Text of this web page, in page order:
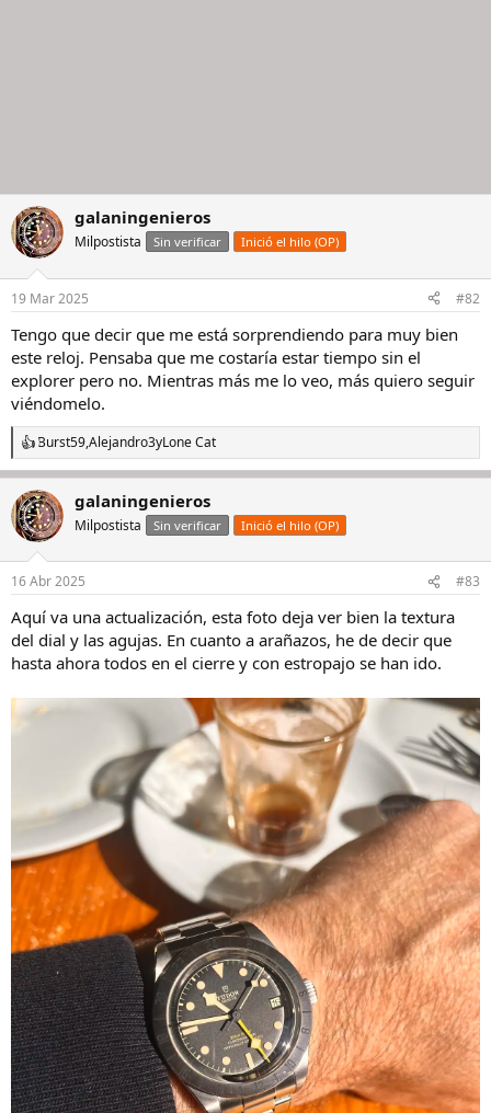
galaningenieros
Milpostista Sin verificar Inició el hilo (OP)
19 Mar 2025 #82
Tengo que decir que me está sorprendiendo para muy bien
este reloj. Pensaba que me costaría estar tiempo sin el
explorer pero no. Mientras más me lo veo, más quiero seguir
viéndomelo.
R
e
c
c
i
n
e
:
Burst59,Alejandro3yLone Cat
galaningenieros
Milpostista Sin verificar Inició el hilo (OP)
16 Abr 2025 #83
Aquí va una actualización, esta foto deja ver bien la textura
del dial y las agujas. En cuanto a arañazos, he de decir que
hasta ahora todos en el cierre y con estropajo se han ido.